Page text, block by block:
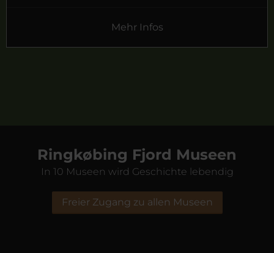
Mehr Infos
Ringkøbing Fjord Museen
In 10 Museen wird Geschichte lebendig
Freier Zugang zu allen Museen